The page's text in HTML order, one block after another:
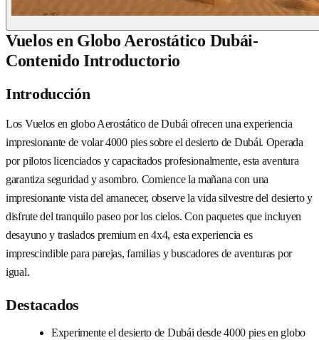
Vuelos en Globo Aerostático Dubái-
Contenido Introductorio
Introducción
Los Vuelos en globo Aerostático de Dubái ofrecen una experiencia
impresionante de volar 4000 pies sobre el desierto de Dubái. Operada
por pilotos licenciados y capacitados profesionalmente, esta aventura
garantiza seguridad y asombro. Comience la mañana con una
impresionante vista del amanecer, observe la vida silvestre del desierto y
disfrute del tranquilo paseo por los cielos. Con paquetes que incluyen
desayuno y traslados premium en 4x4, esta experiencia es
imprescindible para parejas, familias y buscadores de aventuras por
igual.
Destacados
Experimente el desierto de Dubái desde 4000 pies en globo